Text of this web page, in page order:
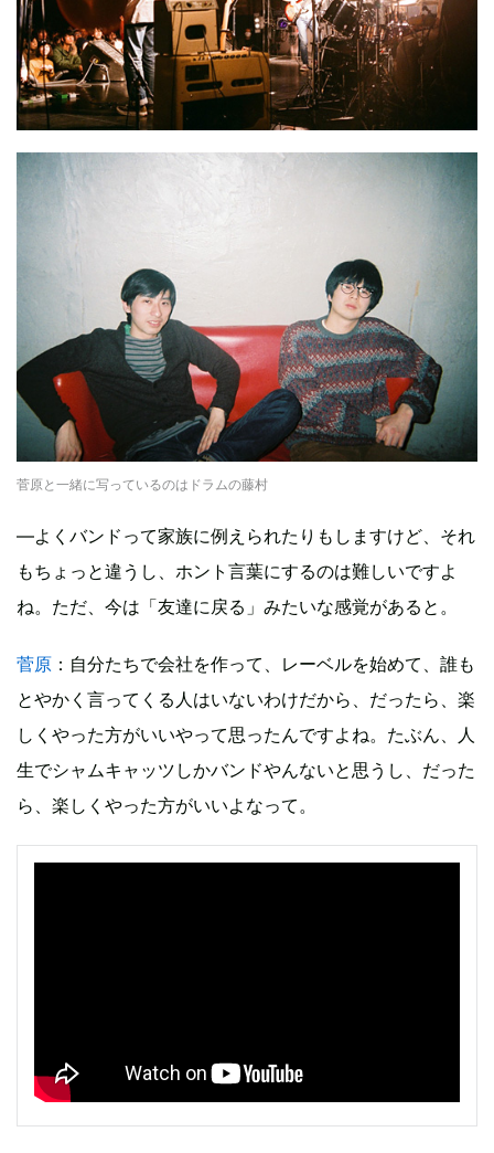
菅原と一緒に写っているのはドラムの藤村
―よくバンドって家族に例えられたりもしますけど、それ
もちょっと違うし、ホント言葉にするのは難しいですよ
ね。ただ、今は「友達に戻る」みたいな感覚があると。
菅原 ：自分たちで会社を作って、レーベルを始めて、誰も
とやかく言ってくる人はいないわけだから、だったら、楽
しくやった方がいいやって思ったんですよね。たぶん、人
生でシャムキャッツしかバンドやんないと思うし、だった
ら、楽しくやった方がいいよなって。